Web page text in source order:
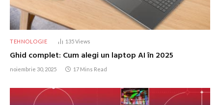
TEHNOLOGIE 135Views
Ghid complet: Cum alegi un laptop AI în 2025
noiembrie 30, 2025 17 Mins Read